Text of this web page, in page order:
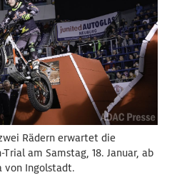
Rädern erwartet die
am Samstag, 18. Januar, ab
von Ingolstadt.